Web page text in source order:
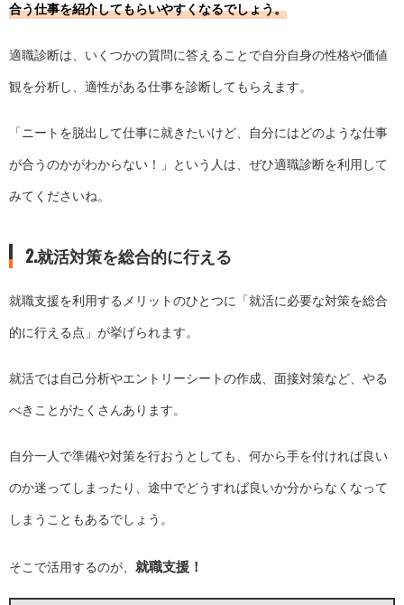
合う仕事を紹介してもらいやすくなるでしょう。
適職診断は、いくつかの質問に答えることで自分自身の性格や価値
観を分析し、適性がある仕事を診断してもらえます。
「ニートを脱出して仕事に就きたいけど、自分にはどのような仕事
が合うのかがわからない！」という人は、ぜひ適職診断を利用して
みてくださいね。
2.就活対策を総合的に行える
就職支援を利用するメリットのひとつに「就活に必要な対策を総合
的に行える点」が挙げられます。
就活では自己分析やエントリーシートの作成、面接対策など、やる
べきことがたくさんあります。
自分一人で準備や対策を行おうとしても、何から手を付ければ良い
のか迷ってしまったり、途中でどうすれば良いか分からなくなって
しまうこともあるでしょう。
そこで活用するのが、 就職支援！